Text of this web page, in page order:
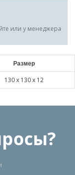
или у менеджера
Размер
130 х 130 х 12